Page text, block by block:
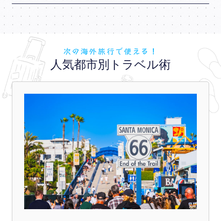
次の海外旅行で使える！
人気都市別トラベル術